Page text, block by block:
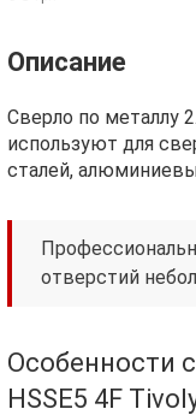
Описание
Сверло по металлу
используют для
сталей,
отверстий
Особенности
HSSE5 4F